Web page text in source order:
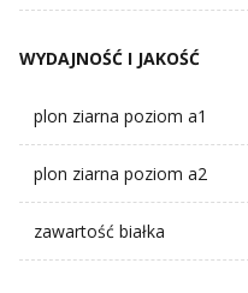
WYDAJNOŚĆ I JAKOŚĆ
plon ziarna poziom a1
plon ziarna poziom a2
zawartość białka